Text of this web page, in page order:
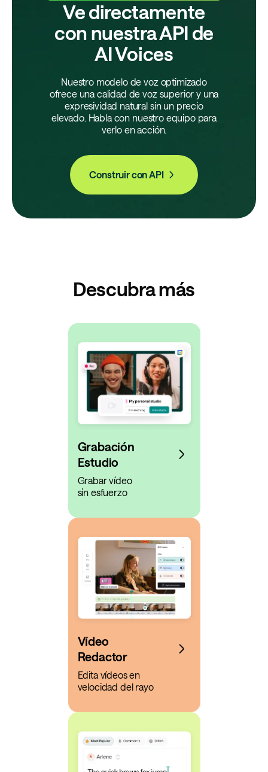
Ve directamente
con nuestra API de
AI Voices
Nuestro modelo de voz optimizado
ofrece una calidad de voz superior y una
expresividad natural sin un precio
elevado. Habla con nuestro equipo para
verlo en acción.
Construir con API
Descubra más
Grabación
Estudio
Grabar vídeo
sin esfuerzo
Vídeo
Redactor
Edita vídeos en
velocidad del rayo